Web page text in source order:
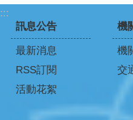
:::
訊息公告
最新消息
RSS訂閱
活動花絮
機
機
交